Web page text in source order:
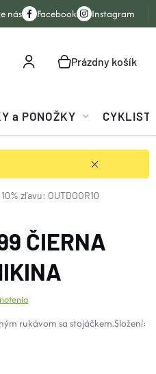
nás Facebook Instagram
NÁKUPNÝ
Prázdny košík
a PONOŽKY
zľavu: OUTDOOR10
ČIERNA
rukávom sa stojáčkem.Složení: